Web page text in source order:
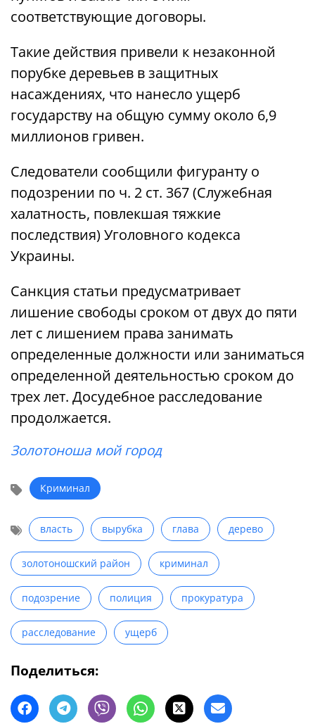
соответствующие договоры.
Такие действия привели к незаконной
порубке деревьев в защитных
насаждениях, что нанесло ущерб
государству на общую сумму около 6,9
миллионов гривен.
Следователи сообщили фигуранту о
подозрении по ч. 2 ст. 367 (Служебная
халатность, повлекшая тяжкие
последствия) Уголовного кодекса
Украины.
Санкция статьи предусматривает
лишение свободы сроком от двух до пяти
лет с лишением права занимать
определенные должности или заниматься
определенной деятельностью сроком до
трех лет. Досудебное расследование
продолжается.
Золотоноша мой город
Криминал
власть вырубка глава дерево
золотоношский район криминал
подозрение полиция прокуратура
расследование ущерб
Поделиться: